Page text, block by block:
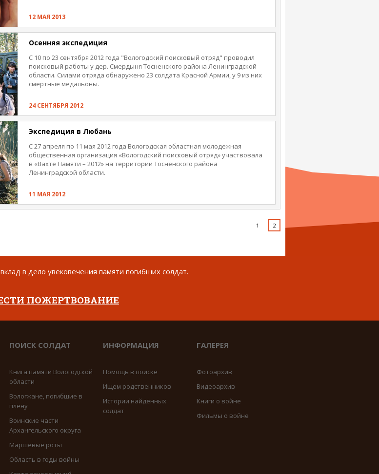
12 МАЯ 2013
Осенняя экспедиция
С 10 по 23 сентября 2012 года "Вологодский поисковый отряд" проводил
поисковый работы у дер. Смердыня Тосненского района Ленинградской
области. Силами отряда обнаружено 23 солдата Красной Армии, у 9 из них
смертные медальоны.
24 СЕНТЯБРЯ 2012
Экспедиция в Любань
С 27 апреля по 11 мая 2012 года Вологодская областная молодежная
общественная организация «Вологодский поисковый отряд» участвовала
в «Вахте Памяти – 2012» на территории Тосненского района
Ленинградской области.
11 МАЯ 2012
1 2
в дело увековечения памяти погибших солдат.
ПОЖЕРТВОВАНИЕ
ПОИСК СОЛДАТ
Книга памяти Вологодской
области
Вологжане, погибшие в
плену
Воинские части
Архангельского округа
Маршевые роты
Область в годы войны
ИНФОРМАЦИЯ
Помощь в поиске
Ищем родственников
Истории найденных
солдат
ГАЛЕРЕЯ
Фотоархив
Видеоархив
Книги о войне
Фильмы о войне